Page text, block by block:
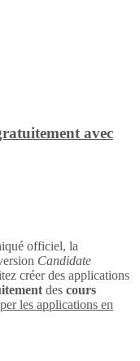
avec
officiel, la
Candidate
créer des applications
des cours
les applications en